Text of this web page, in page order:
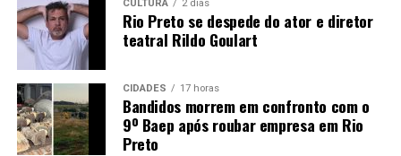
CULTURA 2 dias
Rio Preto se despede do ator e diretor
teatral Rildo Goulart
CIDADES 17 horas
Bandidos morrem em confronto com o
9º Baep após roubar empresa em Rio
Preto